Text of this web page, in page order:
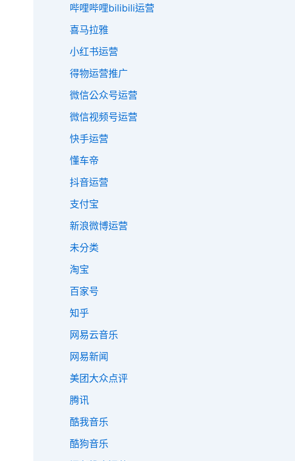
哔哩哔哩bilibili运营
喜马拉雅
小红书运营
得物运营推广
微信公众号运营
微信视频号运营
快手运营
懂车帝
抖音运营
支付宝
新浪微博运营
未分类
淘宝
百家号
知乎
网易云音乐
网易新闻
美团大众点评
腾讯
酷我音乐
酷狗音乐